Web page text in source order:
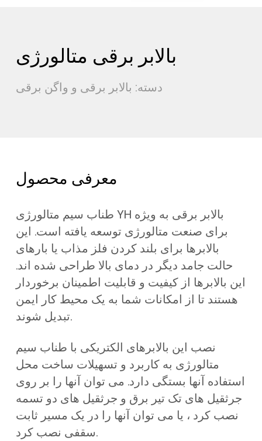
بالابر برقی متالورژی
دسته: بالابر برقی و واگن برقی
معرفی محصول
طناب سیم متالورژی YH بالابر برقی به ویژه
برای صنعت متالورژی توسعه یافته است. این
بالابرها برای بلند کردن فلز مذاب یا بارهای
حالت جامد دیگر در دمای بالا طراحی شده اند.
این بالابرها از کیفیت و قابلیت اطمینان برخوردار
هستند تا از امکانات شما به یک محیط کار ایمن
تبدیل شوند.
نصب این بالابرهای الکتریکی با طناب سیم
متالورژی به کاربرد و تسهیلات ساخت محل
استفاده آنها بستگی دارد. می توان آنها را بر روی
جرثقیل های تک تیر برق و جرثقیل های دو تسمه
نصب کرد ، یا می توان آنها را در یک مسیر ثابت
سقفی نصب کرد.